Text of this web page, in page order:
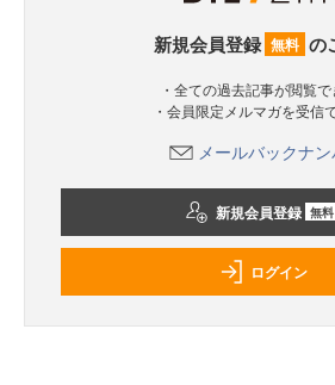
新規会員登録 無料 の
・全ての過去記事が閲覧
・会員限定メルマガを受信
メールバックナ
新規会員登録 無料
ログイン